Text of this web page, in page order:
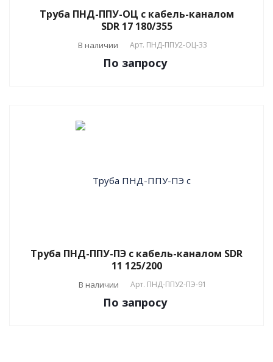
Труба ПНД-ППУ-ОЦ с кабель-каналом
SDR 17 180/355
В наличии Арт. ПНД-ППУ2-ОЦ-33
По запросу
Труба ПНД-ППУ-ПЭ с кабель-каналом SDR
11 125/200
В наличии Арт. ПНД-ППУ2-ПЭ-91
По запросу